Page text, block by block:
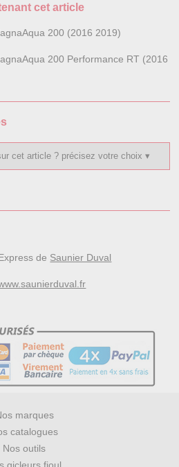
cet article
200 (2016 2019)
200 Performance RT (2016
de Saunier Duval
marques
catalogues
Nos outils
gicleurs fioul